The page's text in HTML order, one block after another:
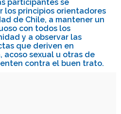
participantes se
los principios orientadores
de Chile, a mantener un
con todos los
y a observar las
que deriven en
acoso sexual u otras de
contra el buen trato.